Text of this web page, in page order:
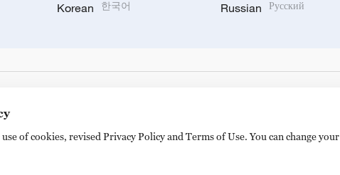
Korean 한국어 Russian Русский
of cookies, revised Privacy Policy and Terms of Use. You can change your